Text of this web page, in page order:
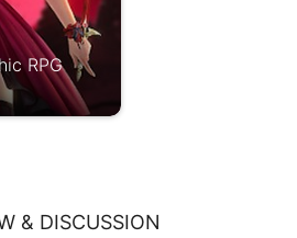
RPG
& DISCUSSION